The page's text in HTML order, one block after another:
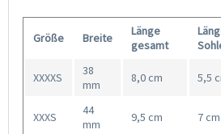
Größe Breite
Länge
gesamt
XXXXS
38
mm
8,0 cm 5,5
XXXS
44
mm
9,5 cm 7 cm